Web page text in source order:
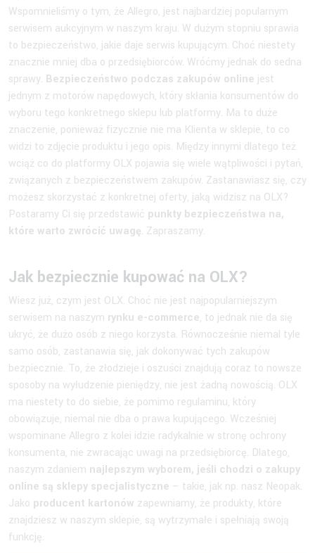
Wspomnieliśmy o tym, że Allegro, jest najbardziej popularnym
serwisem aukcyjnym w naszym kraju. W dużym stopniu sprawia
to bezpieczeństwo, jakie daje serwis kupującym. Choć niestety
znacznie mniej dba o przedsiębiorców. Wróćmy jednak do sedna
sprawy. Bezpieczeństwo podczas zakupów online jest
jednym z motorów napędowych, który skłania konsumentów do
wyboru tego konkretnego sklepu lub platformy. Ma to duże
znaczenie, ponieważ fizycznie nie ma Klienta w sklepie, to co
widzi to zdjęcie produktu i jego opis. Między innymi dlatego też
wciąż co do platformy OLX pojawia się wiele wątpliwości i pytań,
związanych z bezpieczeństwem zakupów. Zastanawiasz się, czy
możesz skorzystać z konkretnej oferty, jaką widzisz na OLX?
Postaramy Ci się przedstawić punkty bezpieczeństwa na,
które warto zwrócić uwagę. Zapraszamy.
Jak bezpiecznie kupować na OLX?
Wiesz już, czym jest OLX. Choć nie jest najpopularniejszym
serwisem na naszym rynku e-commerce, to jednak nie da się
ukryć, że dużo osób z niego korzysta. Równocześnie niemal tyle
samo osób, zastanawia się, jak dokonywać tych zakupów
bezpiecznie. To, że złodzieje i oszuści znajdują coraz to nowsze
sposoby na wyłudzenie pieniędzy, nie jest żadną nowością. OLX
ma niestety to do siebie, że pomimo regulaminu, który
obowiązuje, niemal nie dba o prawa kupującego. Wcześniej
wspominane Allegro z kolei idzie radykalnie w stronę ochrony
konsumenta, nie zwracając uwagi na przedsiębiorcę. Dlatego,
naszym zdaniem najlepszym wyborem, jeśli chodzi o zakupy
online są sklepy specjalistyczne – takie, jak np. nasz Neopak.
Jako producent kartonów zapewniamy, że produkty, które
znajdziesz w naszym sklepie, są wytrzymałe i spełniają swoją
funkcję.